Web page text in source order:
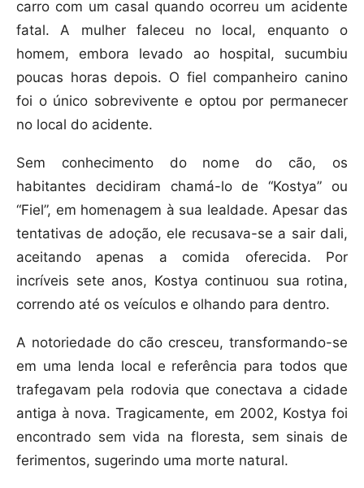
carro com um casal quando ocorreu um acidente
fatal. A mulher faleceu no local, enquanto o
homem, embora levado ao hospital, sucumbiu
poucas horas depois. O fiel companheiro canino
foi o único sobrevivente e optou por permanecer
no local do acidente.
Sem conhecimento do nome do cão, os
habitantes decidiram chamá-lo de “Kostya” ou
“Fiel”, em homenagem à sua lealdade. Apesar das
tentativas de adoção, ele recusava-se a sair dali,
aceitando apenas a comida oferecida. Por
incríveis sete anos, Kostya continuou sua rotina,
correndo até os veículos e olhando para dentro.
A notoriedade do cão cresceu, transformando-se
em uma lenda local e referência para todos que
trafegavam pela rodovia que conectava a cidade
antiga à nova. Tragicamente, em 2002, Kostya foi
encontrado sem vida na floresta, sem sinais de
ferimentos, sugerindo uma morte natural.